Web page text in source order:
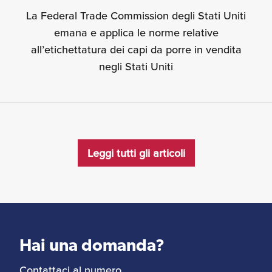
La Federal Trade Commission degli Stati Uniti
emana e applica le norme relative
all’etichettatura dei capi da porre in vendita
negli Stati Uniti
Leggi tutti gli articoli
Hai una domanda?